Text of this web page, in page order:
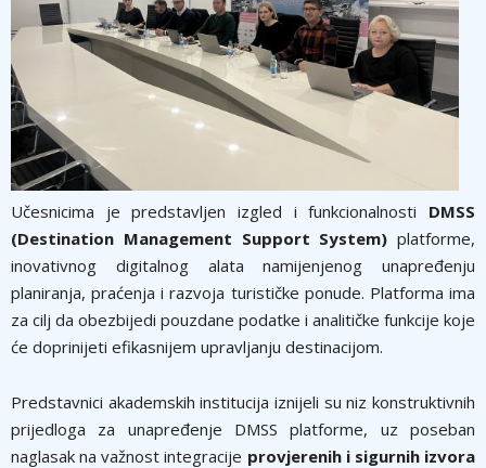
Učesnicima je predstavljen izgled i funkcionalnosti DMSS
(Destination Management Support System) platforme,
inovativnog digitalnog alata namijenjenog unapređenju
planiranja, praćenja i razvoja turističke ponude. Platforma ima
za cilj da obezbijedi pouzdane podatke i analitičke funkcije koje
će doprinijeti efikasnijem upravljanju destinacijom.
Predstavnici akademskih institucija iznijeli su niz konstruktivnih
prijedloga za unapređenje DMSS platforme, uz poseban
naglasak na važnost integracije provjerenih i sigurnih izvora